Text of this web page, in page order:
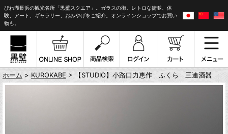
びわ湖長浜の観光名所「黒壁スクエア」。ガラスの街。レトロな街並、体
験、アート、ギャラリー、おみやげをご紹介。オンラインショップでお買い
物も。
ホーム > KUROKABE > 【STUDIO】小路口力恵作 ふくら 三連酒器